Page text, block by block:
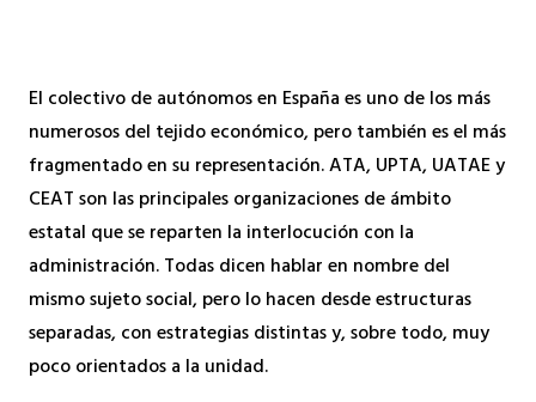
El colectivo de autónomos en España es uno de los más
numerosos del tejido económico, pero también es el más
fragmentado en su representación. ATA, UPTA, UATAE y
CEAT son las principales organizaciones de ámbito
estatal que se reparten la interlocución con la
administración. Todas dicen hablar en nombre del
mismo sujeto social, pero lo hacen desde estructuras
separadas, con estrategias distintas y, sobre todo, muy
poco orientados a la unidad.